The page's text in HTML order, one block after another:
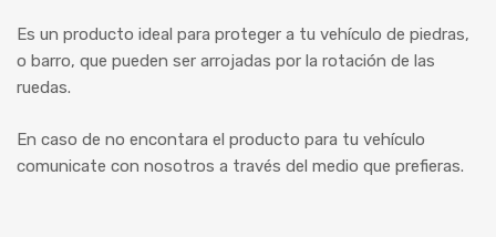
Es un producto ideal para proteger a tu vehículo de piedras,
o barro, que pueden ser arrojadas por la rotación de las
ruedas.
En caso de no encontara el producto para tu vehículo
comunicate con nosotros a través del medio que prefieras.